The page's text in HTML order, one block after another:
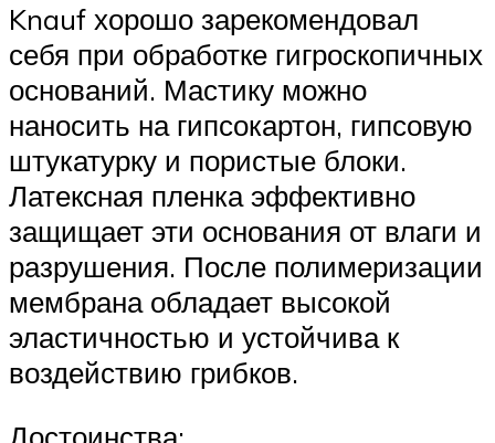
Knauf хорошо зарекомендовал
себя при обработке гигроскопичных
оснований. Мастику можно
наносить на гипсокартон, гипсовую
штукатурку и пористые блоки.
Латексная пленка эффективно
защищает эти основания от влаги и
разрушения. После полимеризации
мембрана обладает высокой
эластичностью и устойчива к
воздействию грибков.